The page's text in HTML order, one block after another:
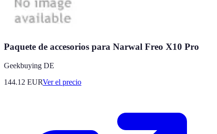
Paquete de accesorios para Narwal Freo X10 Pro
Geekbuying DE
144.12 EURVer el precio